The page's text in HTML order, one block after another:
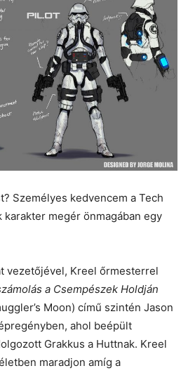
Személyes kedvencem a Tech
megér önmagában egy
vezetőjével, Kreel őrmesterrel
a Csempészek Holdján
Moon) című szintén Jason
ahol beépült
Grakkus a Huttnak. Kreel
maradjon amíg a